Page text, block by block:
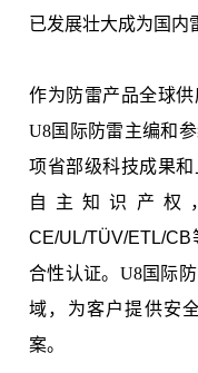
已发展壮大成为国内
作为防雷产品全球供
U8国际防雷主编和
项省部级科技成果
自主知识产权
CE/UL/TÜV/ETL/CB
合性认证。U8国际
域，为客户提供安
案。